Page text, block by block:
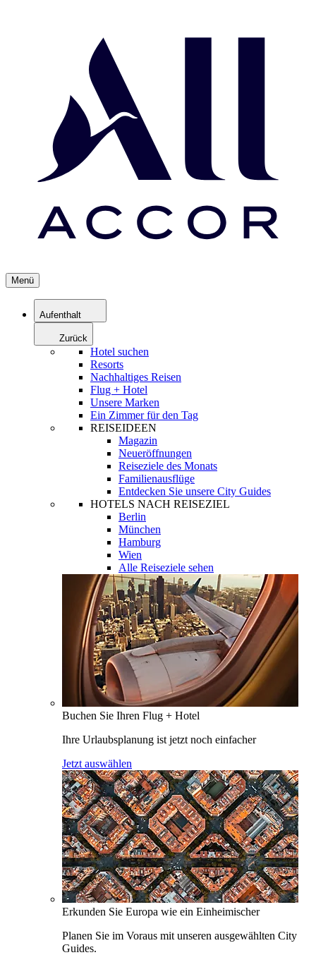
Menü
Aufenthalt
Zurück
Hotel suchen
Resorts
Nachhaltiges Reisen
Flug + Hotel
Unsere Marken
Ein Zimmer für den Tag
REISEIDEEN
Magazin
Neueröffnungen
Reiseziele des Monats
Familienausflüge
Entdecken Sie unsere City Guides
HOTELS NACH REISEZIEL
Berlin
München
Hamburg
Wien
Alle Reiseziele sehen
Buchen Sie Ihren Flug + Hotel
Ihre Urlaubsplanung ist jetzt noch einfacher
Jetzt auswählen
Erkunden Sie Europa wie ein Einheimischer
Planen Sie im Voraus mit unseren ausgewählten City
Guides.